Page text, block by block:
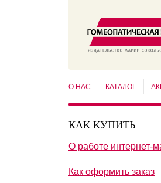
О НАС КАТАЛОГ
КАК КУПИТЬ
О работе интернет-
Как оформить заказ